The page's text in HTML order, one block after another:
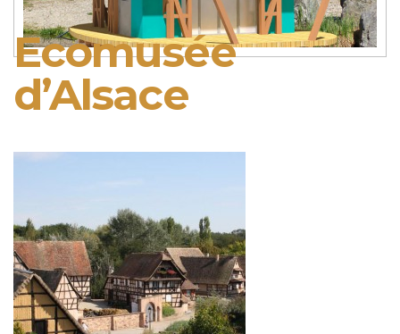
Ecomusée
d’Alsace